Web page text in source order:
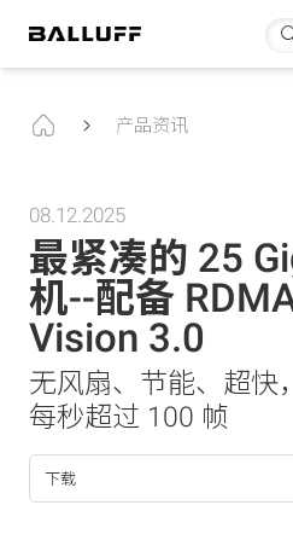
产品资讯
08.12.2025
最紧凑的 25
机--配备
Vision 3.0
无风扇、节能、超快
每秒超过 100 帧
下载